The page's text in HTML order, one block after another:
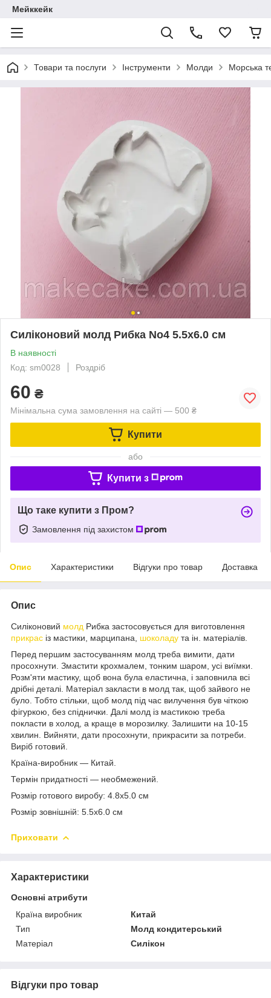
Мейккейк
Товари та послуги Інструменти Молди Морська
Силіконовий молд Рибка No4 5.5х6.0 см
В наявності
Код: sm0028
Роздріб
60 ₴
Мінімальна сума замовлення на сайті — 500 ₴
Купити
або
Купити з
Що таке купити з Пром?
Замовлення під захистом
Опис Характеристики Відгуки про товар Доставка
Опис
Силіконовий молд Рибка застосовується для виготовлення
прикрас із мастики, марципана, шоколаду та ін. матеріалів.
Перед першим застосуванням молд треба вимити, дати
просохнути. Змастити крохмалем, тонким шаром, усі виїмки.
Розм'яти мастику, щоб вона була еластична, і заповнила всі
дрібні деталі. Матеріал закласти в молд так, щоб зайвого не
було. Тобто стільки, щоб молд під час вилучення був чіткою
фігуркою, без спіднички. Далі молд із мастикою треба
покласти в холод, а краще в морозилку. Залишити на 10-15
хвилин. Вийняти, дати просохнути, прикрасити за потреби.
Виріб готовий.
Країна-виробник — Китай.
Термін придатності — необмежений.
Розмір готового виробу: 4.8х5.0 см
Розмір зовнішній: 5.5х6.0 см
Приховати
Характеристики
Основні атрибути
Країна виробник
Китай
Тип
Молд кондитерський
Матеріал
Силікон
Відгуки про товар